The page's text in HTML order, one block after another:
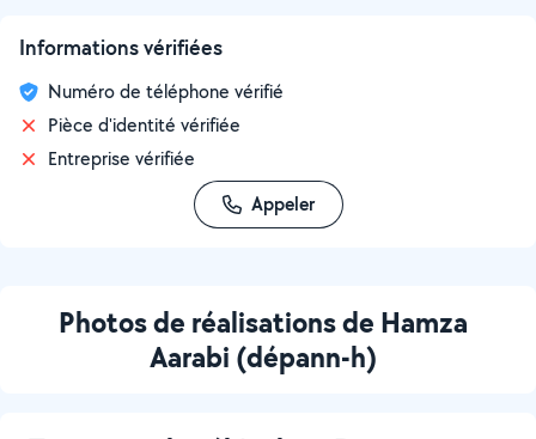
Informations vérifiées
Numéro de téléphone vérifié
Pièce d'identité vérifiée
Entreprise vérifiée
Appeler
Photos de réalisations de Hamza
Aarabi (dépann-h)